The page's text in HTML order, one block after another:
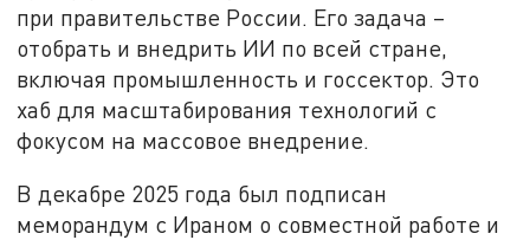
при правительстве России. Его задача –
отобрать и внедрить ИИ по всей стране,
включая промышленность и госсектор. Это
хаб для масштабирования технологий с
фокусом на массовое внедрение.
В декабре 2025 года был подписан
меморандум с Ираном о совместной работе и